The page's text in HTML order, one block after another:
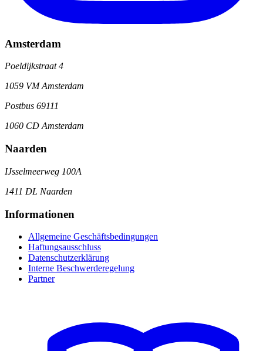
Amsterdam
Poeldijkstraat 4
1059 VM Amsterdam
Postbus 69111
1060 CD Amsterdam
Naarden
IJsselmeerweg 100A
1411 DL Naarden
Informationen
Allgemeine Geschäftsbedingungen
Haftungsausschluss
Datenschutzerklärung
Interne Beschwerderegelung
Partner